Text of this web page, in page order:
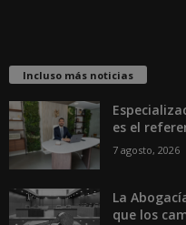
Incluso más noticias
es el
7 agosto, 2026
La
que los